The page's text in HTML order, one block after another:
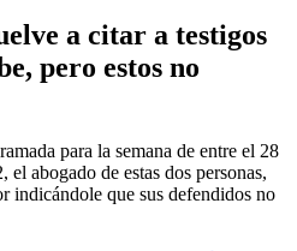
a citar a testigos
pero estos no
para la semana de entre el 28
abogado de estas dos personas,
indicándole que sus defendidos no